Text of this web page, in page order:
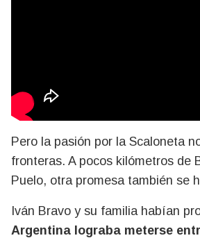
Pero la pasión por la Scaloneta
fronteras. A pocos kilómetros de
Puelo, otra promesa también se
Iván Bravo y su familia habían
Argentina lograba meterse